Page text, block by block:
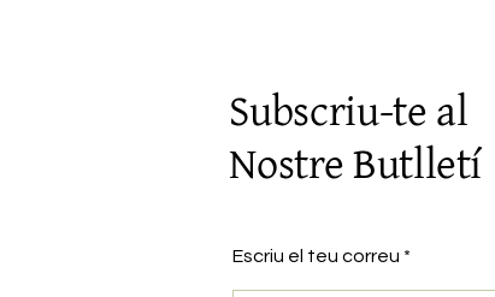
Subscriu-te al
Nostre Butlletí
Escriu el teu correu